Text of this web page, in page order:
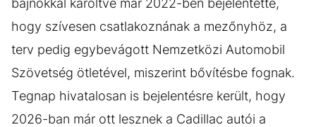
bajnokkal karöltve már 2022-ben bejelentette,
hogy szívesen csatlakoznának a mezőnyhöz, a
terv pedig egybevágott Nemzetközi Automobil
Szövetség ötletével, miszerint bővítésbe fognak.
Tegnap hivatalosan is bejelentésre került, hogy
2026-ban már ott lesznek a Cadillac autói a